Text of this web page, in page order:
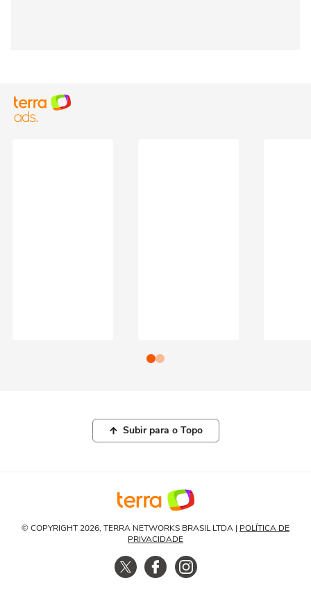
Subir para o Topo
© COPYRIGHT 2026, TERRA NETWORKS BRASIL LTDA | POLÍTICA DE
PRIVACIDADE